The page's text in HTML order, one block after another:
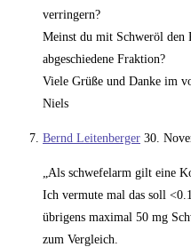
verringern?
Meinst du mit Schweröl den
abgeschiedene Fraktion?
Viele Grüße und Danke im
Niels
Bernd Leitenberger 30.
„Als schwefelarm gilt eine
Ich vermute mal das soll
übrigens maximal 50 mg
zum Vergleich.